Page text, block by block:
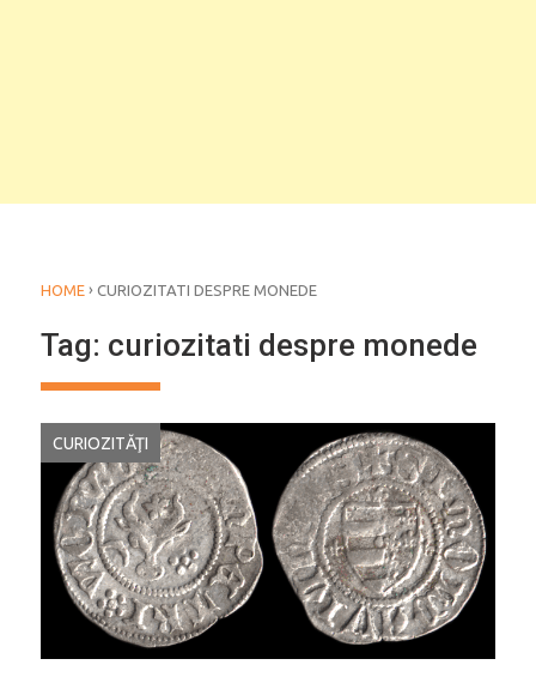
HOME › CURIOZITATI DESPRE MONEDE
Tag: curiozitati despre monede
CURIOZITĂŢI